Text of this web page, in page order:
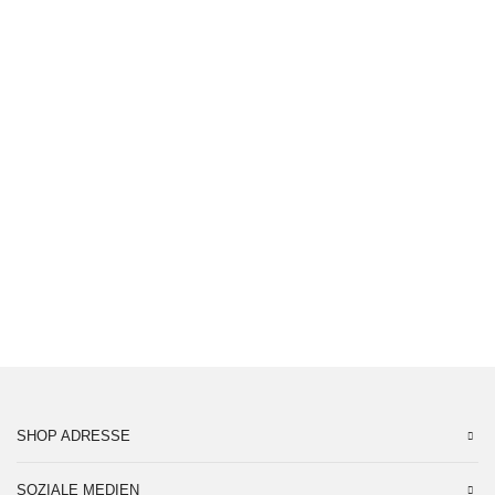
SHOP ADRESSE
SOZIALE MEDIEN